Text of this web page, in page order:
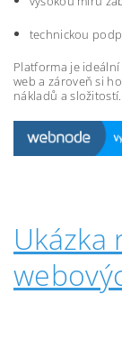
technickou
Platforma je
web a zároveň si
nákladů a složitostí.
Ukázka